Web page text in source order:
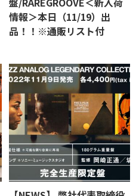
情報＞本日（11/19）出
品！！※通販リスト付